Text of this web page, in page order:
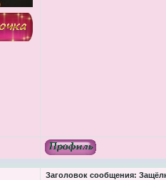
Заголовок сообщения: